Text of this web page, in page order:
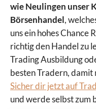
wie Neulingen unser
Börsenhandel,
uns ein hohes Chance
richtig den Handel zu
Trading Ausbildung
besten Tradern,
Sicher dir jetzt auf
und werde selbst zum